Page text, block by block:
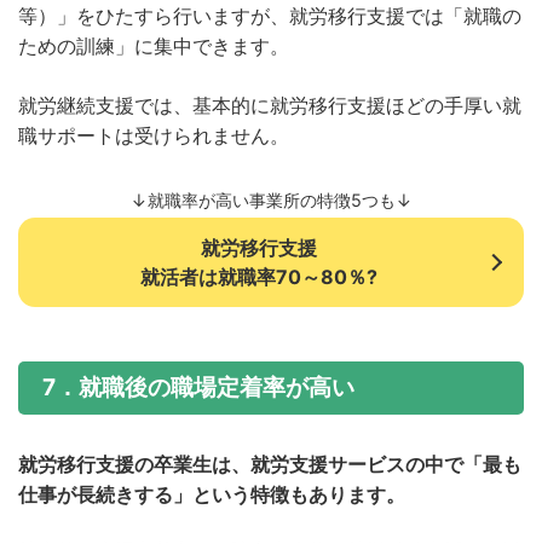
等）」をひたすら行いますが、就労移行支援では「就職の
ための訓練」に集中できます。
就労継続支援では、基本的に就労移行支援ほどの手厚い就
職サポートは受けられません。
↓就職率が高い事業所の特徴5つも↓
就労移行支援
就活者は就職率70～80％?
7．就職後の職場定着率が高い
就労移行支援の卒業生は、就労支援サービスの中で「最も
仕事が長続きする」という特徴もあります。